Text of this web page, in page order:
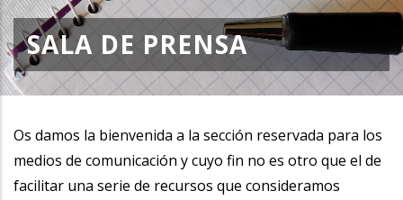
SALA DE PRENSA
Os damos la bienvenida a la sección reservada para los
medios de comunicación y cuyo fin no es otro que el de
facilitar una serie de recursos que consideramos